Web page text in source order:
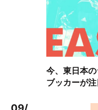
今、東日本
ブッカーが